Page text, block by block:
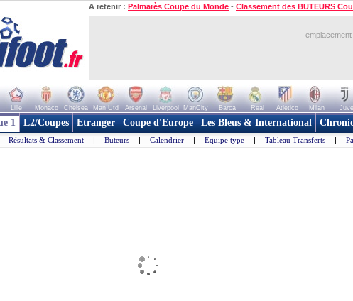
A retenir : Palmarès Coupe du Monde - Classement des BUTEURS
Lille Monaco Chelsea Man Utd Arsenal Liverpool ManCity Barca Real Atletico Milan Juve
1 L2/Coupes Etranger Coupe d'Europe Les Bleus & International
Résultats & Classement | Buteurs | Calendrier | Equipe type | Tableau Transferts |